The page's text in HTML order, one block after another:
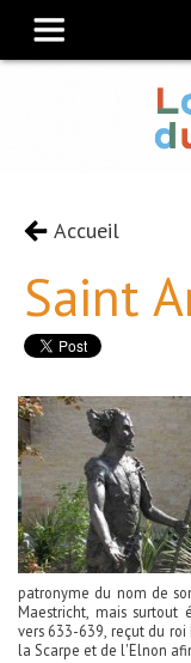
Accueil
Saint
patronyme du nom de
Maestricht, mais surtout
vers 633-639, reçut du
la Scarpe et de l'Elnon